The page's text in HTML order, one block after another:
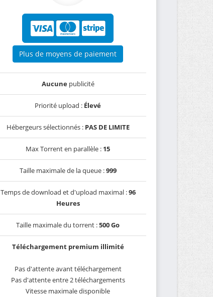
Plus de moyens de paiement
Aucunepublicité
Priorité upload : Élevé
Hébergeurs sélectionnés : PAS DE LIMITE
Max Torrent en parallèle : 15
Taille maximale de la queue :999
Temps de download et d'upload maximal :96
Heures
Taille maximale du torrent :500 Go
Téléchargement premium illimité
Pas d'attente avant téléchargement
Pas d'attente entre 2 téléchargements
Vitesse maximale disponible